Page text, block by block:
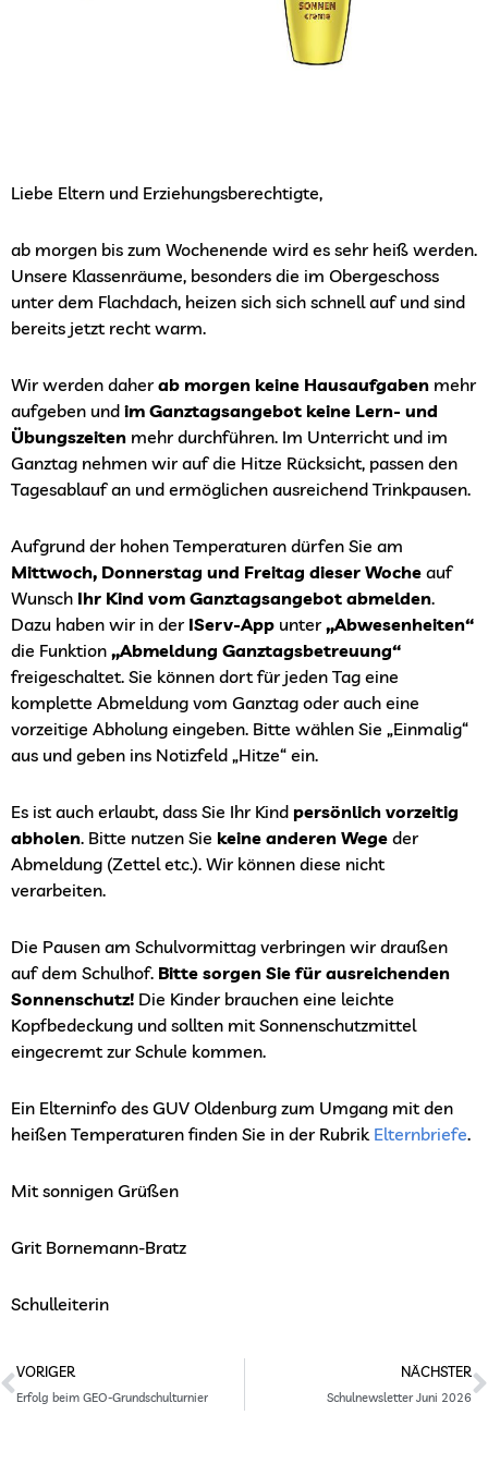
Liebe Eltern und Erziehungsberechtigte,
ab morgen bis zum Wochenende wird es sehr heiß werden.
Unsere Klassenräume, besonders die im Obergeschoss
unter dem Flachdach, heizen sich sich schnell auf und sind
bereits jetzt recht warm.
Wir werden daherab morgen keine Hausaufgaben mehr
aufgeben und im Ganztagsangebot keine Lern- und
Übungszeiten mehr durchführen. Im Unterricht und im
Ganztag nehmen wir auf die Hitze Rücksicht, passen den
Tagesablauf an und ermöglichen ausreichend Trinkpausen.
Aufgrund der hohen Temperaturen dürfen Sie am
Mittwoch, Donnerstag und Freitag dieser Woche auf
Wunsch Ihr Kind vom Ganztagsangebot abmelden.
Dazu haben wir in der IServ-App unter„Abwesenheiten“
die Funktion „Abmeldung Ganztagsbetreuung“
freigeschaltet. Sie können dort für jeden Tag eine
komplette Abmeldung vom Ganztag oder auch eine
vorzeitige Abholung eingeben. Bitte wählen Sie „Einmalig“
aus und geben ins Notizfeld „Hitze“ ein.
Es ist auch erlaubt, dass Sie Ihr Kind persönlich vorzeitig
abholen. Bitte nutzen Sie keine anderen Wege der
Abmeldung (Zettel etc.). Wir können diese nicht
verarbeiten.
Die Pausen am Schulvormittag verbringen wir draußen
auf dem Schulhof. Bitte sorgen Sie für ausreichenden
Sonnenschutz! Die Kinder brauchen eine leichte
Kopfbedeckung und sollten mit Sonnenschutzmittel
eingecremt zur Schule kommen.
Ein Elterninfo des GUV Oldenburg zum Umgang mit den
heißen Temperaturen finden Sie in der Rubrik Elternbriefe.
Mit sonnigen Grüßen
Grit Bornemann-Bratz
Schulleiterin
Prev
VORIGER
Erfolg beim GEO-Grundschulturnier
NÄCHSTER
Schulnewsletter Juni 2026